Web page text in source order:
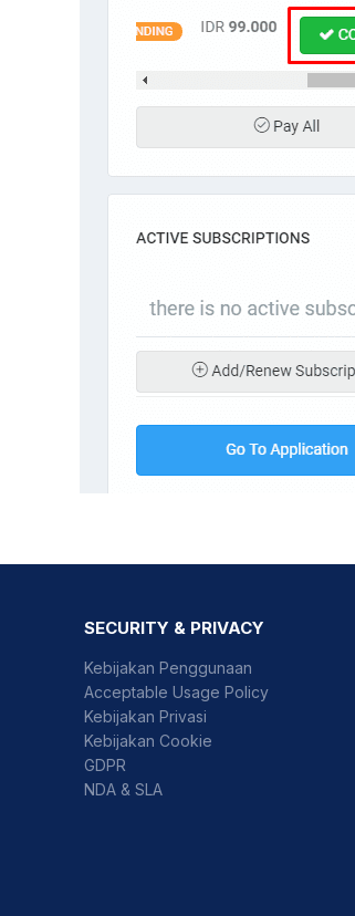
SECURITY & PRIVACY
Kebijakan Penggunaan
Acceptable Usage Policy
Kebijakan Privasi
Kebijakan Cookie
GDPR
NDA & SLA